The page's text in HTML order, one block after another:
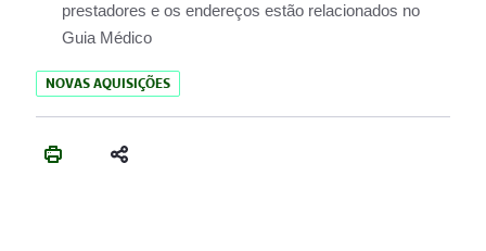
prestadores e os endereços estão relacionados no
Guia Médico
NOVAS AQUISIÇÕES